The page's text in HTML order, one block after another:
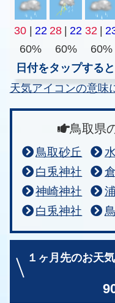
30 22 28 22 32
60%
60% 60%
日付をタップする
天気アイコンの意味
鳥取県
鳥取砂丘
白兎神社
神崎神社
白兎神社
１ヶ月先のお天気